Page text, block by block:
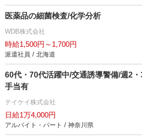
医薬品の細菌検査/化学分析
WDB株式会社
時給1,500円～1,700円
派遣社員 / 北海道
60代・70代活躍中/交通誘導警備/週2
手当有
テイケイ株式会社
日給1万4,000円
アルバイト・パート / 神奈川県